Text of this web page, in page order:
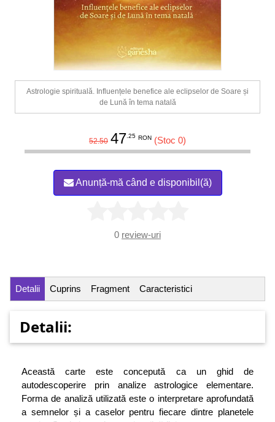
Astrologie spirituală. Influențele benefice ale eclipselor de Soare și
de Lună în tema natală
52.50 47.25 RON (Stoc 0)
Anunță-mă când e disponibil(ă)
0 review-uri
Detalii Cuprins Fragment Caracteristici
Detalii:
Această carte este concepută ca un ghid de
autodescoperire prin analize astrologice elementare.
Forma de analiză utilizată este o interpretare aprofundată
a semnelor și a caselor pentru fiecare dintre planetele